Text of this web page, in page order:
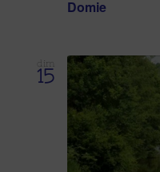
Domie
dim
15